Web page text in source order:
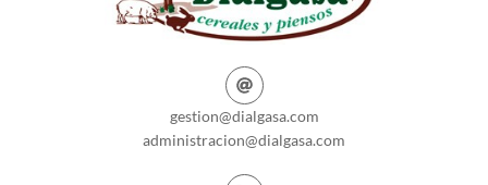
gestion@dialgasa.com
administracion@dialgasa.com